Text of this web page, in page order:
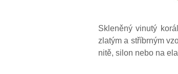
Skleněný vinutý
zlatým a stříbrným
nitě, silon nebo na